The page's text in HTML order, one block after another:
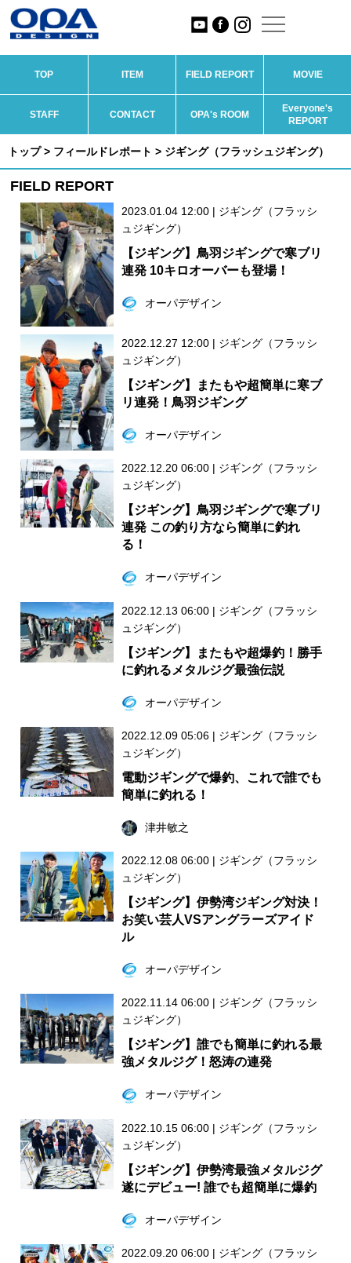
TOP ITEM FIELD REPORT MOVIE
STAFF CONTACT OPA's ROOM
Everyone's
REPORT
トップ> フィールドレポート > ジギング（フラッシュジギング）
FIELD REPORT
2023.01.04 12:00| ジギング（フラッシ
ュジギング）
【ジギング】鳥羽ジギングで寒ブリ
連発 10キロオーバーも登場！
オーパデザイン
2022.12.27 12:00| ジギング（フラッシ
ュジギング）
【ジギング】またもや超簡単に寒ブ
リ連発！鳥羽ジギング
オーパデザイン
2022.12.20 06:00| ジギング（フラッシ
ュジギング）
【ジギング】鳥羽ジギングで寒ブリ
連発 この釣り方なら簡単に釣れ
る！
オーパデザイン
2022.12.13 06:00| ジギング（フラッシ
ュジギング）
【ジギング】またもや超爆釣！勝手
に釣れるメタルジグ最強伝説
オーパデザイン
2022.12.09 05:06| ジギング（フラッシ
ュジギング）
電動ジギングで爆釣、これで誰でも
簡単に釣れる！
津井敏之
2022.12.08 06:00| ジギング（フラッシ
ュジギング）
【ジギング】伊勢湾ジギング対決！
お笑い芸人VSアングラーズアイド
ル
オーパデザイン
2022.11.14 06:00| ジギング（フラッシ
ュジギング）
【ジギング】誰でも簡単に釣れる最
強メタルジグ！怒涛の連発
オーパデザイン
2022.10.15 06:00| ジギング（フラッシ
ュジギング）
【ジギング】伊勢湾最強メタルジグ
遂にデビュー! 誰でも超簡単に爆釣
オーパデザイン
2022.09.20 06:00| ジギング（フラッシ